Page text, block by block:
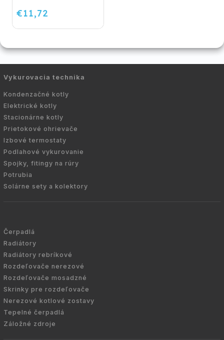
(STIROTERMAL BASIC)
€11,72
Vykurovacia technika
Kondenzačné kotly
Elektrické kotly
Stacionárne kotly
Prietokové ohrievače
Izbové termostaty
Podlahové vykurovanie
Spojky, fitingy na rúry
Potrubia
Solárne sety a kolektory
Čerpadlá
Radiátory
Radiátory rebríkové
Rozdeľovače nerezové
Rozdeľovače mosadzné
Skrinky pre rozdeľovače
Nerezové kotlové zostavy
Tepelné čerpadlá
Záložné zdroje